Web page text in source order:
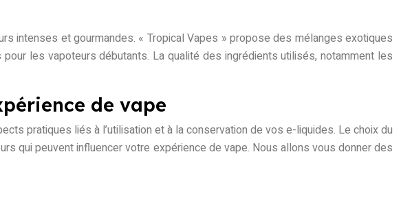
intenses et gourmandes. « Tropical Vapes » propose des mélanges exotiques
les vapoteurs débutants. La qualité des ingrédients utilisés, notamment les
de vape
pratiques liés à l’utilisation et à la conservation de vos e-liquides. Le choix du
qui peuvent influencer votre expérience de vape. Nous allons vous donner des